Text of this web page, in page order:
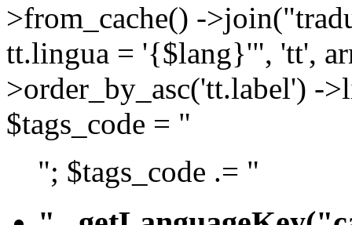
>from_cache() -
tt.lingua = '{$lang}'", 'tt',
>order_by_asc('tt.label') -
$tags_code = "
"; $tags_code .= "